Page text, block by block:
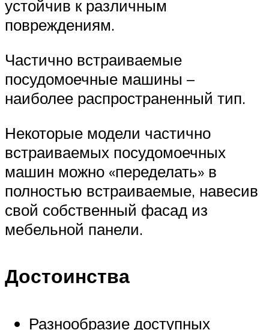
устойчив к различным
повреждениям.
Частично встраиваемые
посудомоечные машины –
наиболее распространенный тип.
Некоторые модели частично
встраиваемых посудомоечных
машин можно «переделать» в
полностью встраиваемые, навесив
свой собственный фасад из
мебельной панели.
Достоинства
Разнообразие доступных